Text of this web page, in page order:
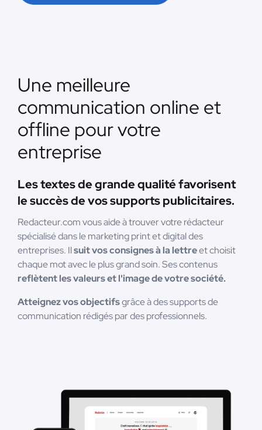
Une meilleure
communication online et
offline pour votre
entreprise
Les textes de grande qualité favorisent
le succès de vos supports publicitaires.
Redacteur.com vous aide à trouver votre rédacteur
spécialisé dans le marketing print et digital des
entreprises. Ilsuit vos consignes à la lettreet choisit
chaque mot avec le plus grand soin. Ses contenus
reflètent les valeurs et l'image de votre société.
Atteignez vos objectifsgrâce à des supports de
communication rédigés par des professionnels.